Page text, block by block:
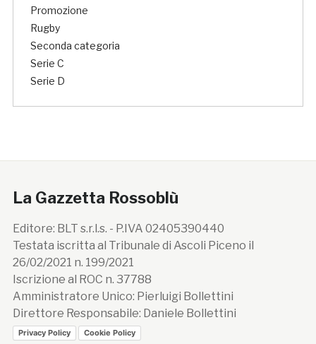
Promozione
Rugby
Seconda categoria
Serie C
Serie D
La Gazzetta Rossoblù
Editore: BLT s.r.l.s. - P.IVA 02405390440
Testata iscritta al Tribunale di Ascoli Piceno il
26/02/2021 n. 199/2021
Iscrizione al ROC n. 37788
Amministratore Unico: Pierluigi Bollettini
Direttore Responsabile: Daniele Bollettini
Privacy Policy Cookie Policy